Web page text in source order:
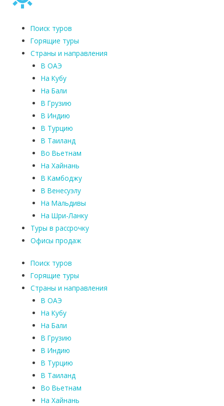
Поиск туров
Горящие туры
Страны и направления
В ОАЭ
На Кубу
На Бали
В Грузию
В Индию
В Турцию
В Таиланд
Во Вьетнам
На Хайнань
В Камбоджу
В Венесуэлу
На Мальдивы
На Шри-Ланку
Туры в рассрочку
Офисы продаж
Поиск туров
Горящие туры
Страны и направления
В ОАЭ
На Кубу
На Бали
В Грузию
В Индию
В Турцию
В Таиланд
Во Вьетнам
На Хайнань